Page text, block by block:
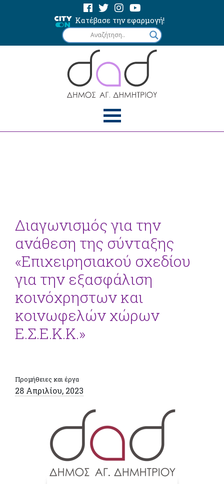
Κατέβασε την εφαρμογή!
Διαγωνισμός για την
ανάθεση της σύνταξης
«Επιχειρησιακού σχεδίου
για την εξασφάλιση
κοινόχρηστων και
κοινωφελών χώρων
Ε.Σ.Ε.Κ.Κ.»
Προμήθειες και έργα
28 Απριλίου, 2023